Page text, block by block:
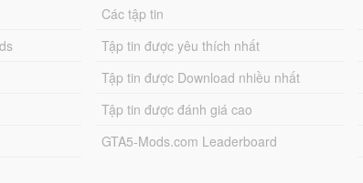
Các tập tin
Tập tin được yêu thích nhất
Tập tin được Download nhiều nhất
Tập tin được đánh giá cao
GTA5-Mods.com Leaderboard